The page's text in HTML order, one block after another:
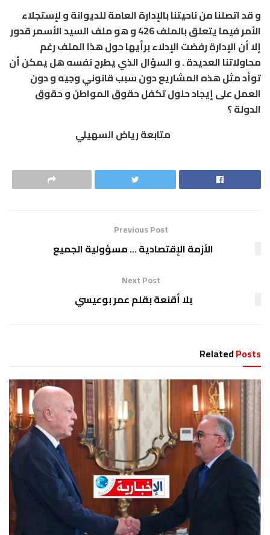
و قد اتصلنا من ناحيتنا بالإدارة العامة للديوانة و لإستجلاء
الأمر فيما يتعلق بالملف 426 و هو ملف السيد الأسمر قدور
إلا أن الإدارة رفضت الإدلاء برأيها حول هذا الملف رغم
محاولاتنا العديدة . و السؤال الذي يطرح نفسه هل يمكن أن
توأد مثل هذه المشاريع دون سبب قانوني وجيه و دون
العمل على إيجاد حلول تكفل حقوق المواطن و حقوق
الدولة ؟
متابعة رياض السهيلي
Previous Post
الأزمة الإقتصادية … مسؤولية الجميع
Next Post
بلا أقنعة بقلم عمر بوعيسي
RelatedPosts